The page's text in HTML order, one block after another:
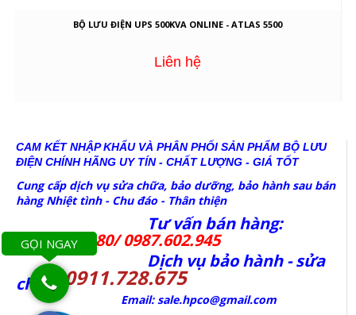
BỘ LƯU ĐIỆN UPS 500KVA ONLINE - ATLAS 5500
Liên hệ
CAM KẾT NHẬP KHẨU VÀ PHÂN PHỐI SẢN PHẨM BỘ LƯU
ĐIỆN CHÍNH HÃNG UY TÍN - CHẤT LƯỢNG - GIÁ TỐT
Cung cấp dịch vụ sửa chữa, bảo dưỡng, bảo hành sau bán
hàng Nhiệt tình - Chu đáo - Thân thiện
Tư vấn bán hàng:
0977.246.380/ 0987.602.945
Dịch vụ bảo hành - sửa
chữa: 0911.728.675
Email: sale.hpco@gmail.com
GỌI NGAY